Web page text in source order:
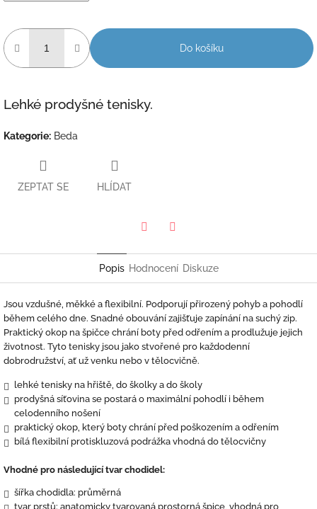
Do košíku
Lehké prodyšné tenisky.
Kategorie: Beda
ZEPTAT SE HLÍDAT
Popis Hodnocení Diskuze
Jsou vzdušné, měkké a flexibilní. Podporují přirozený pohyb a pohodlí
během celého dne. Snadné obouvání zajišťuje zapínání na suchý zip.
Praktický okop na špičce chrání boty před odřením a prodlužuje jejich
životnost. Tyto tenisky jsou jako stvořené pro každodenní
dobrodružství, ať už venku nebo v tělocvičně.
lehké tenisky na hřiště, do školky a do školy
prodyšná síťovina se postará o maximální pohodlí i během
celodenního nošení
praktický okop, který boty chrání před poškozením a odřením
bílá flexibilní protiskluzová podrážka vhodná do tělocvičny
Vhodné pro následující tvar chodidel:
šířka chodidla: průměrná
tvar prstů: anatomicky tvarovaná prostorná špice, vhodná pro